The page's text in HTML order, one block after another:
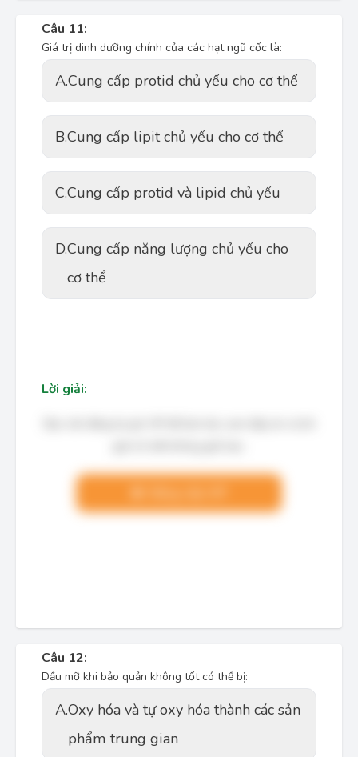
Câu 11:
Giá trị dinh dưỡng chính của các hạt ngũ cốc là:
A.Cung cấp protid chủ yếu cho cơ thể
B.Cung cấp lipit chủ yếu cho cơ thể
C.Cung cấp protid và lipid chủ yếu
D.Cung cấp năng lượng chủ yếu cho
cơ thể
Lời giải:
Câu 12:
Dầu mỡ khi bảo quản không tốt có thể bị:
A.Oxy hóa và tự oxy hóa thành các sản
phẩm trung gian